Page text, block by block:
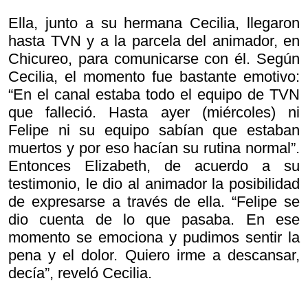
Ella, junto a su hermana Cecilia, llegaron
hasta TVN y a la parcela del animador, en
Chicureo, para comunicarse con él. Según
Cecilia, el momento fue bastante emotivo:
“En el canal estaba todo el equipo de TVN
que falleció. Hasta ayer (miércoles) ni
Felipe ni su equipo sabían que estaban
muertos y por eso hacían su rutina normal”.
Entonces Elizabeth, de acuerdo a su
testimonio, le dio al animador la posibilidad
de expresarse a través de ella. “Felipe se
dio cuenta de lo que pasaba. En ese
momento se emociona y pudimos sentir la
pena y el dolor. Quiero irme a descansar,
decía”, reveló Cecilia.